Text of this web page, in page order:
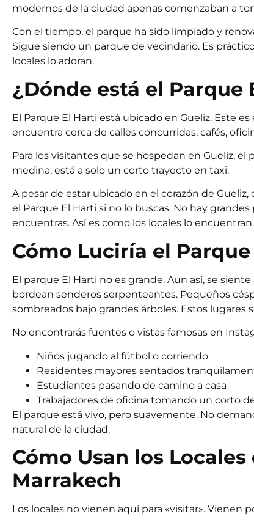
modernos de la ciudad apenas comenzaban a
Con el tiempo, el parque ha sido limpiado y
Sigue siendo un parque de vecindario. Es
locales lo adoran.
¿Dónde está el Parque
El Parque El Harti está ubicado en Gueliz. Este
encuentra cerca de calles concurridas, cafés,
Para los visitantes que se hospedan en Gueliz, el
medina, está a solo un corto trayecto en taxi.
A pesar de estar ubicado en el corazón de
el Parque El Harti si no lo buscas. No hay
encuentras. Así es como los locales lo
Cómo Luciría el
El parque El Harti no es grande. Aun así, se
bordean senderos serpenteantes. Pequeños
sombreados bajo grandes árboles. Estos
No encontrarás fuentes o vistas famosas en
Niños jugando al fútbol o corriendo
Residentes mayores sentados
Estudiantes pasando de camino a casa
Trabajadores de oficina tomando un corto
El parque está vivo, pero suavemente. No
natural de la ciudad.
Cómo Usan los
Marrakech
Los locales no vienen aquí para «visitar». Vienen